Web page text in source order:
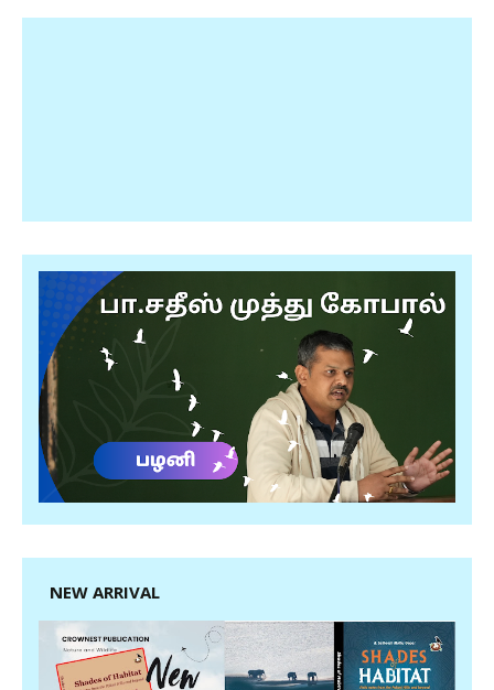
NEW ARRIVAL